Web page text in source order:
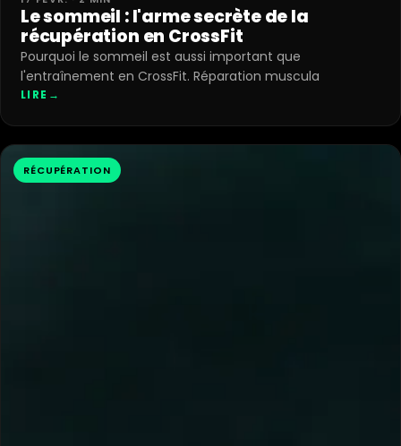
Le sommeil : l'arme secrète de la
récupération en CrossFit
Pourquoi le sommeil est aussi important que
l'entraînement en CrossFit. Réparation muscula
LIRE →
RÉCUPÉRATION